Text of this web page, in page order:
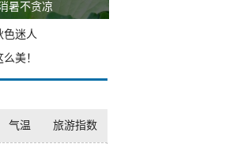
金顶显真容
色迷人
美！
气温 旅游指数